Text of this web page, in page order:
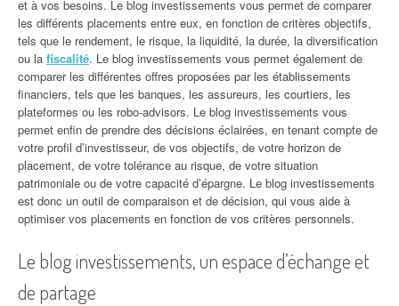
et à vos besoins. Le blog investissements vous permet de comparer
les différents placements entre eux, en fonction de critères objectifs,
tels que le rendement, le risque, la liquidité, la durée, la diversification
ou la fiscalité. Le blog investissements vous permet également de
comparer les différentes offres proposées par les établissements
financiers, tels que les banques, les assureurs, les courtiers, les
plateformes ou les robo-advisors. Le blog investissements vous
permet enfin de prendre des décisions éclairées, en tenant compte de
votre profil d’investisseur, de vos objectifs, de votre horizon de
placement, de votre tolérance au risque, de votre situation
patrimoniale ou de votre capacité d’épargne. Le blog investissements
est donc un outil de comparaison et de décision, qui vous aide à
optimiser vos placements en fonction de vos critères personnels.
Le blog investissements, un espace d’échange et
de partage